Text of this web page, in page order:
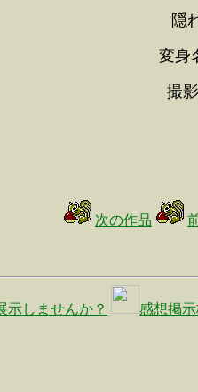
隠
変身
撮
次の作品
示しませんか？ 感想掲